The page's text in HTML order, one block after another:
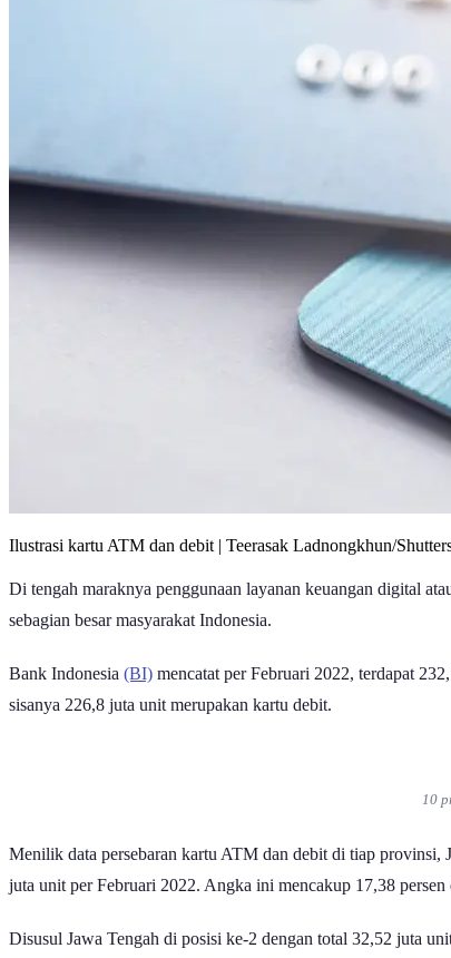
Ilustrasi kartu ATM dan debit | Teerasak Ladnongkhun/
Di tengah maraknya penggunaan layanan keuangan digital
sebagian besar masyarakat Indonesia.
Bank Indonesia (BI) mencatat per Februari 2022, terdapat
sisanya 226,8 juta unit merupakan kartu debit.
10
Menilik data persebaran kartu ATM dan debit di tiap provinsi,
juta unit per Februari 2022. Angka ini mencakup 17,38
Disusul Jawa Tengah di posisi ke-2 dengan total 32,52 juta